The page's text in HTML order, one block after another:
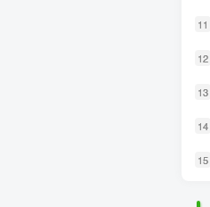
11
12
13
14
15